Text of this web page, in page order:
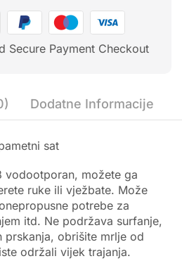
Secure Payment Checkout
Dodatne Informacije
sat
vodootporan, možete ga
ruke ili vježbate. Može
potrebe za
itd. Ne podržava surfanje,
prskanja, obrišite mrlje od
održali vijek trajanja.